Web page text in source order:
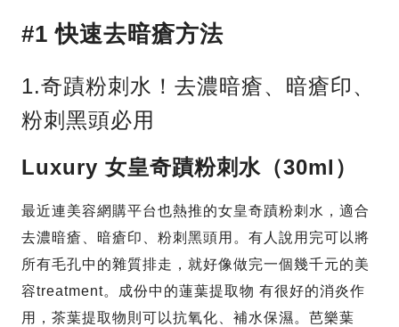
#1 快速去暗瘡方法
1.奇蹟粉刺水！去濃暗瘡、暗瘡印、
粉刺黑頭必用
Luxury 女皇奇蹟粉刺水（30ml）
最近連美容網購平台也熱推的女皇奇蹟粉刺水，適合
去濃暗瘡、暗瘡印、粉刺黑頭用。有人說用完可以將
所有毛孔中的雜質排走，就好像做完一個幾千元的美
容treatment。成份中的蓮葉提取物 有很好的消炎作
用，茶葉提取物則可以抗氧化、補水保濕。芭樂葉